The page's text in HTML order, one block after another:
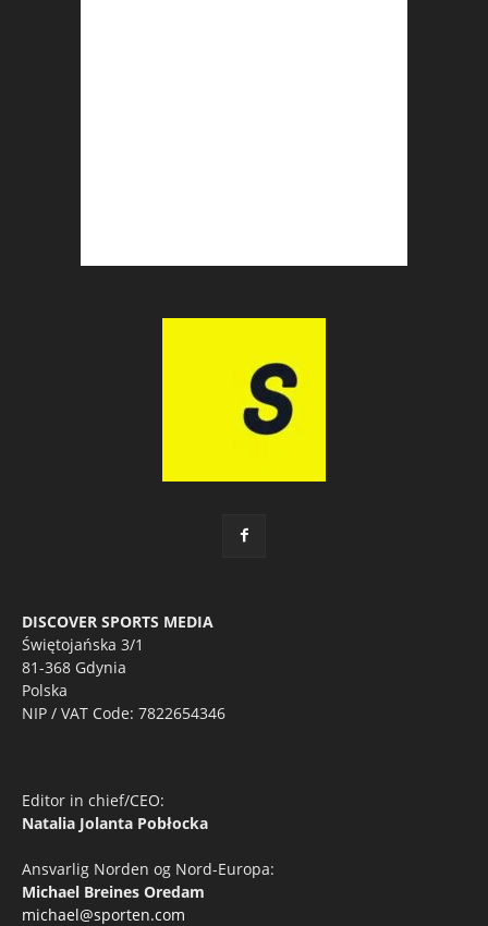
DISCOVER SPORTS MEDIA
Świętojańska 3/1
81-368 Gdynia
Polska
NIP / VAT Code: 7822654346
Editor in chief/CEO:
Natalia Jolanta Pobłocka
Ansvarlig Norden og Nord-Europa:
Michael Breines Oredam
michael@sporten.com